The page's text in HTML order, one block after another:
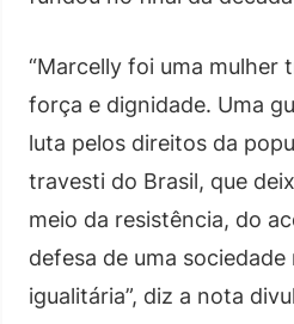
“Marcelly foi uma mulher
força e dignidade. Uma
luta pelos direitos da
travesti do Brasil, que
meio da resistência, do
defesa de uma sociedade
igualitária”, diz a nota